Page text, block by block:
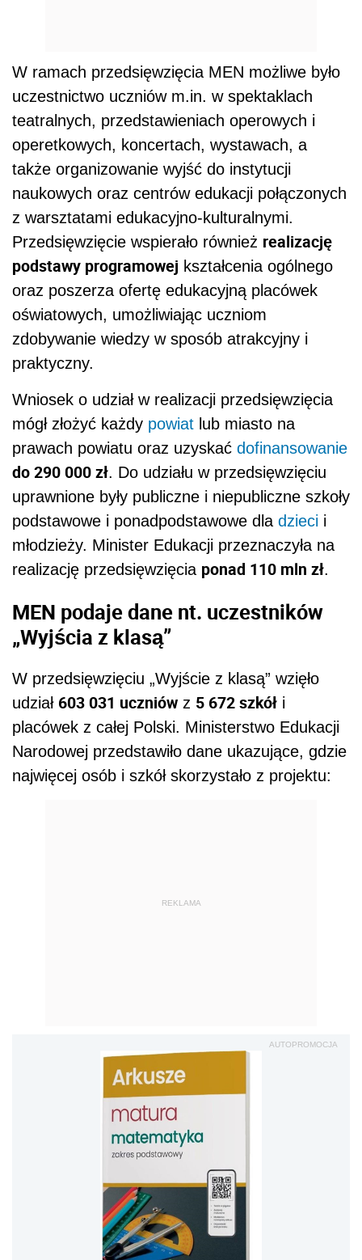
W ramach przedsięwzięcia MEN możliwe było
uczestnictwo uczniów m.in. w spektaklach
teatralnych, przedstawieniach operowych i
operetkowych, koncertach, wystawach, a
także organizowanie wyjść do instytucji
naukowych oraz centrów edukacji połączonych
z warsztatami edukacyjno-kulturalnymi.
Przedsięwzięcie wspierało również realizację
podstawy programowej kształcenia ogólnego
oraz poszerza ofertę edukacyjną placówek
oświatowych, umożliwiając uczniom
zdobywanie wiedzy w sposób atrakcyjny i
praktyczny.
Wniosek o udział w realizacji przedsięwzięcia
mógł złożyć każdy powiat lub miasto na
prawach powiatu oraz uzyskać dofinansowanie
do 290 000 zł. Do udziału w przedsięwzięciu
uprawnione były publiczne i niepubliczne szkoły
podstawowe i ponadpodstawowe dla dzieci i
młodzieży. Minister Edukacji przeznaczyła na
realizację przedsięwzięcia ponad 110 mln zł.
MEN podaje dane nt. uczestników
„Wyjścia z klasą”
W przedsięwzięciu „Wyjście z klasą” wzięło
udział 603 031 uczniów z 5 672 szkół i
placówek z całej Polski. Ministerstwo Edukacji
Narodowej przedstawiło dane ukazujące, gdzie
najwięcej osób i szkół skorzystało z projektu:
REKLAMA
AUTOPROMOCJA